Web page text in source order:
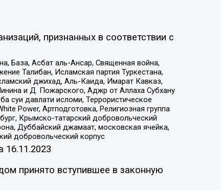
признанных в соответствии с
База, Асбат аль-Ансар, Священная война,
Талибан, Исламская партия Туркестана,
джихад, Аль-Каида, Имарат Кавказ,
и Д. Пожарского, Аджр от Аллаха Субхану
суи давлати исломи, Террористическое
Power, Артподготовка, Религиозная группа
Крымско-татарский добровольческий
Дуббайский джамаат, московская ячейка,
добровольческий корпус
16.11.2023
принято вступившее в законную